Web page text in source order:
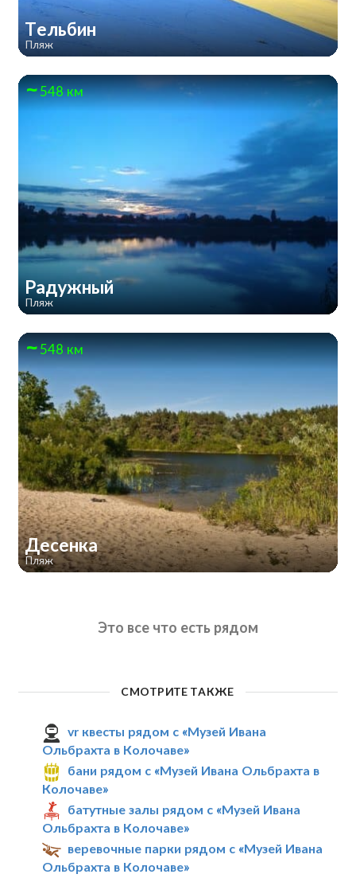
Тельбин
Пляж
548 км
Радужный
Пляж
548 км
Десенка
Пляж
Это все что есть рядом
СМОТРИТЕ ТАКЖЕ
vr квесты рядом с «Музей Ивана
Ольбрахта в Колочаве»
бани рядом с «Музей Ивана Ольбрахта в
Колочаве»
батутные залы рядом с «Музей Ивана
Ольбрахта в Колочаве»
веревочные парки рядом с «Музей Ивана
Ольбрахта в Колочаве»